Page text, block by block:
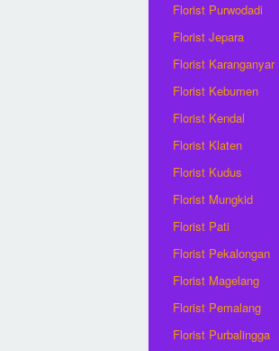
Florist Purwodadi
Florist Jepara
Florist Karanganyar
Florist Kebumen
Florist Kendal
Florist Klaten
Florist Kudus
Florist Mungkid
Florist Pati
Florist Pekalongan
Florist Magelang
Florist Pemalang
Florist Purbalingga